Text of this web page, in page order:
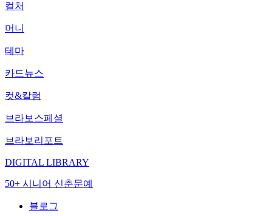
컬처
머니
테마
카드뉴스
컷&칼럼
브라보스페셜
브라보리포트
DIGITAL LIBRARY
50+ 시니어 신춘문예
블로그